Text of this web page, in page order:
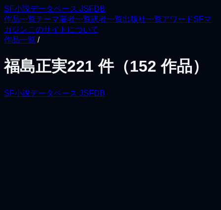
SF小説データベース JSFDB
作品一覧テーマ著者一覧訳者一覧出版社一覧アワードSFマ
ガジンこのサイトについて
作品一覧 /
福島正実221 件（152 作品）
SF小説データベース JSFDB